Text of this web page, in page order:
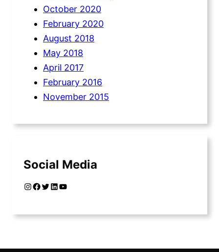
October 2020
February 2020
August 2018
May 2018
April 2017
February 2016
November 2015
Social Media
InstagramFacebook Twitter LinkedIn YouTube